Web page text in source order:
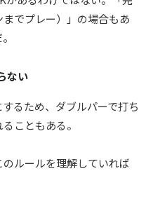
でプレー）」の場合もあ
。
ない
るため、 ダブルパーで打ち
こともある。
のルールを理解していれば